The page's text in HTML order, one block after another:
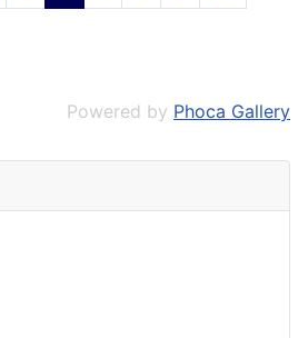
Powered by Phoca Gallery